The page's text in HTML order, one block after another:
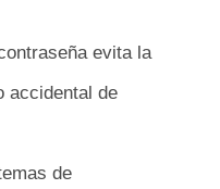
evita la
accidental de
de